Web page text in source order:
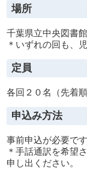
場所
千葉県立中央図書館
＊いずれの回も、
定員
各回２０名（先着順
申込み方法
事前申込が必要で
＊手話通訳を希望
申し出ください。